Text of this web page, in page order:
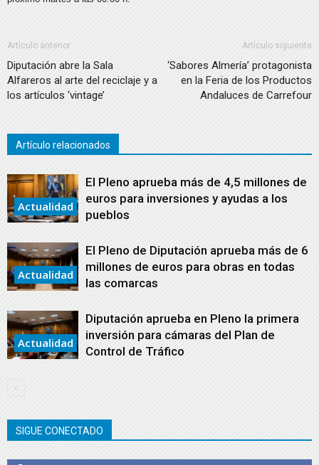
Artículo anterior
Diputación abre la Sala
Alfareros al arte del reciclaje y a
los artículos ‘vintage’
Artículo siguiente
‘Sabores Almería’ protagonista
en la Feria de los Productos
Andaluces de Carrefour
Artículo relacionados
Actualidad
El Pleno aprueba más de 4,5 millones de
euros para inversiones y ayudas a los
pueblos
Actualidad
El Pleno de Diputación aprueba más de 6
millones de euros para obras en todas
las comarcas
Actualidad
Diputación aprueba en Pleno la primera
inversión para cámaras del Plan de
Control de Tráfico
SIGUE CONECTADO